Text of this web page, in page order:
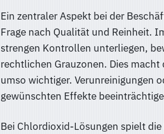
Ein zentraler Aspekt bei der
Frage nach Qualität und Reinheit.
strengen Kontrollen unterliegen,
rechtlichen Grauzonen. Dies
umso wichtiger. Verunreinigungen
gewünschten Effekte
Bei Chlordioxid-Lösungen spielt